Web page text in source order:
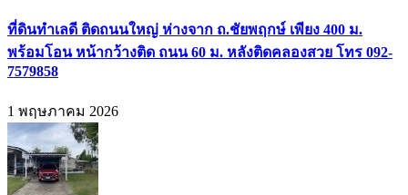
ที่ดินทำเลดี ติดถนนใหญ่ ห่างจาก ถ.ชัยพฤกษ์ เพียง 400 ม.
พร้อมโอน หน้ากว้างติด ถนน 60 ม. หลังติดคลองสวย โทร 092-
7579858
1 พฤษภาคม 2026